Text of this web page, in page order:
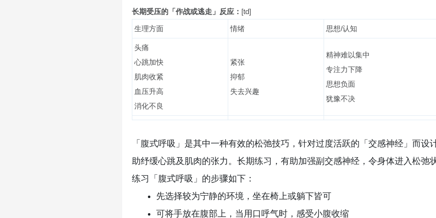
长期受压的「作战或逃走」反应： [td]
生理方面 情绪 思想/认知
头痛
心跳加快
肌肉收紧
血压升高
消化不良
紧张
抑郁
失去兴趣
精神难以集中
专注力下降
思想负面
犹豫不决
「腹式呼吸」是其中一种有效的松弛技巧，针对过度活跃的「交感神经」而设
助纾缓心跳及肌肉的张力。长期练习，有助加强副交感神经，令身体进入松弛状
练习「腹式呼吸」的步骤如下：
先选择较为宁静的环境，坐在椅上或躺下皆可
可将手放在腹部上，当用口呼气时，感受小腹收缩